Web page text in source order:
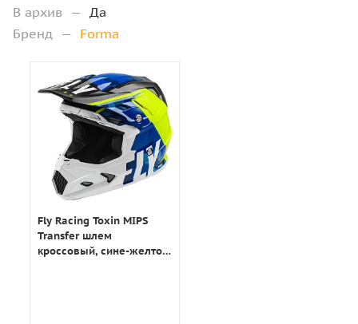
В архив — Да
Бренд — Forma
Fly Racing Toxin MIPS
Transfer шлем
кроссовый, сине-желто-